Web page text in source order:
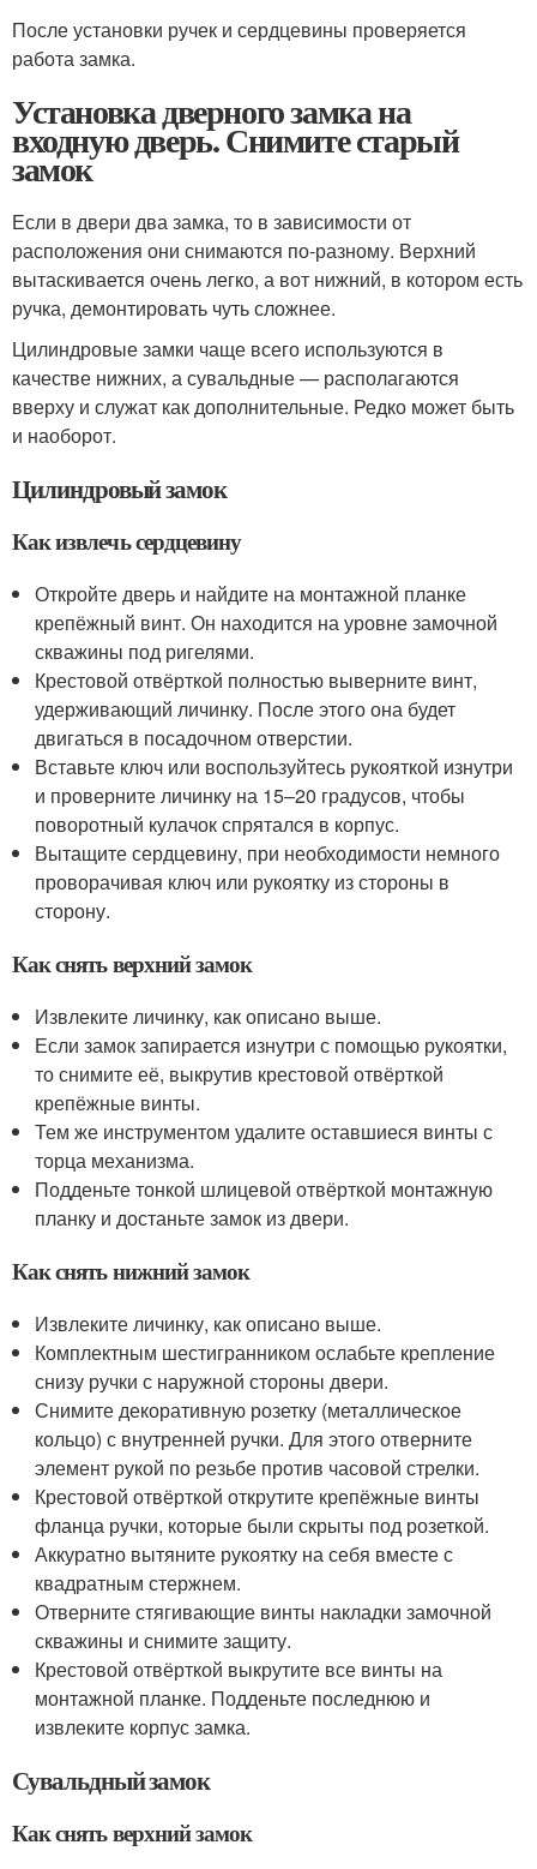
После установки ручек и сердцевины проверяется
работа замка.
Установка дверного замка на
входную дверь. Снимите старый
замок
Если в двери два замка, то в зависимости от
расположения они снимаются по-разному. Верхний
вытаскивается очень легко, а вот нижний, в котором есть
ручка, демонтировать чуть сложнее.
Цилиндровые замки чаще всего используются в
качестве нижних, а сувальдные — располагаются
вверху и служат как дополнительные. Редко может быть
и наоборот.
Цилиндровый замок
Как извлечь сердцевину
Откройте дверь и найдите на монтажной планке
крепёжный винт. Он находится на уровне замочной
скважины под ригелями.
Крестовой отвёрткой полностью выверните винт,
удерживающий личинку. После этого она будет
двигаться в посадочном отверстии.
Вставьте ключ или воспользуйтесь рукояткой изнутри
и проверните личинку на 15–20 градусов, чтобы
поворотный кулачок спрятался в корпус.
Вытащите сердцевину, при необходимости немного
проворачивая ключ или рукоятку из стороны в
сторону.
Как снять верхний замок
Извлеките личинку, как описано выше.
Если замок запирается изнутри с помощью рукоятки,
то снимите её, выкрутив крестовой отвёрткой
крепёжные винты.
Тем же инструментом удалите оставшиеся винты с
торца механизма.
Подденьте тонкой шлицевой отвёрткой монтажную
планку и достаньте замок из двери.
Как снять нижний замок
Извлеките личинку, как описано выше.
Комплектным шестигранником ослабьте крепление
снизу ручки с наружной стороны двери.
Снимите декоративную розетку (металлическое
кольцо) с внутренней ручки. Для этого отверните
элемент рукой по резьбе против часовой стрелки.
Крестовой отвёрткой открутите крепёжные винты
фланца ручки, которые были скрыты под розеткой.
Аккуратно вытяните рукоятку на себя вместе с
квадратным стержнем.
Отверните стягивающие винты накладки замочной
скважины и снимите защиту.
Крестовой отвёрткой выкрутите все винты на
монтажной планке. Подденьте последнюю и
извлеките корпус замка.
Сувальдный замок
Как снять верхний замок